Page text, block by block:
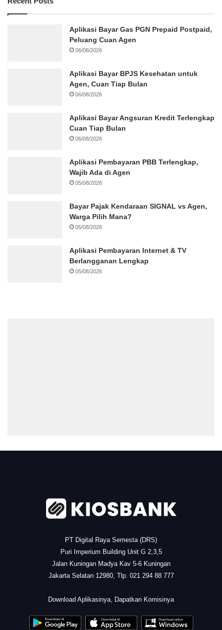
Aplikasi Bayar Gas PGN Prepaid Postpaid,
Peluang Cuan Agen
06/08/2026
Aplikasi Bayar BPJS Kesehatan untuk
Agen, Cuan Tiap Bulan
06/08/2026
Aplikasi Bayar Angsuran Kredit Terlengkap
Cuan Tiap Bulan
06/08/2026
Aplikasi Pembayaran PBB Terlengkap,
Wajib Ada di Agen
05/08/2026
Bayar Pajak Kendaraan SIGNAL vs Agen,
Warga Pilih Mana?
05/08/2026
Aplikasi Pembayaran Internet & TV
Berlangganan Lengkap
05/08/2026
PT Digital Raya Semesta (DRS)
Puri Imperium Building Unit G 2,3,5
Jalan Kuningan Madya Kav 5-6 Kuningan
Jakarta Selatan 12980, Tlp. 021 294 88 777
Download Aplikasinya, Dapatkan Komisinya